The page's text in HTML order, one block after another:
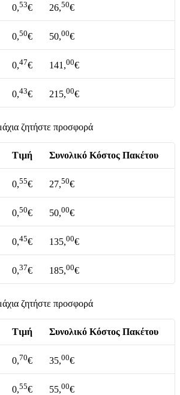
0,53€ 26,50€
0,50€ 50,00€
0,47€ 141,00€
0,43€ 215,00€
ζητήστε προσφορά
Τιμή Συνολικό Κόστος Πακέτου
0,55€ 27,50€
0,50€ 50,00€
0,45€ 135,00€
0,37€ 185,00€
ζητήστε προσφορά
Τιμή Συνολικό Κόστος Πακέτου
0,70€ 35,00€
0,55€ 55,00€